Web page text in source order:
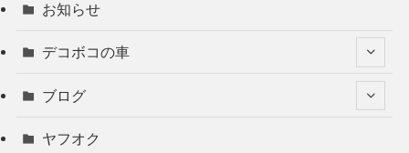
お知らせ
デコボコの車
ブログ
ヤフオク